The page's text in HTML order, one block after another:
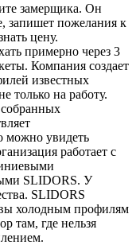
замерщика. Он
запишет пожелания к
цену.
примерно через 3
Компания создает
известных
только на работу.
собранных
можно увидеть
работает с
SLIDORS. У
SLIDORS
холодным профилям
там, где нельзя